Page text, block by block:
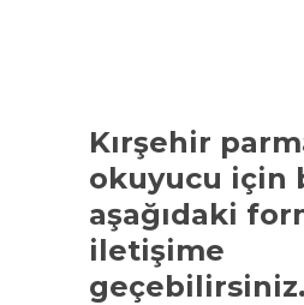
Kırşehir
okuyucu için
aşağıdaki
iletişime
geçebilirsiniz.